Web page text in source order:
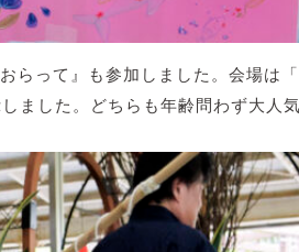
って』も参加しました。会場は
ました。どちらも年齢問わず大